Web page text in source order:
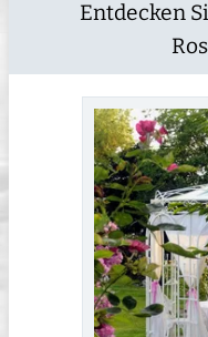
Entdecken